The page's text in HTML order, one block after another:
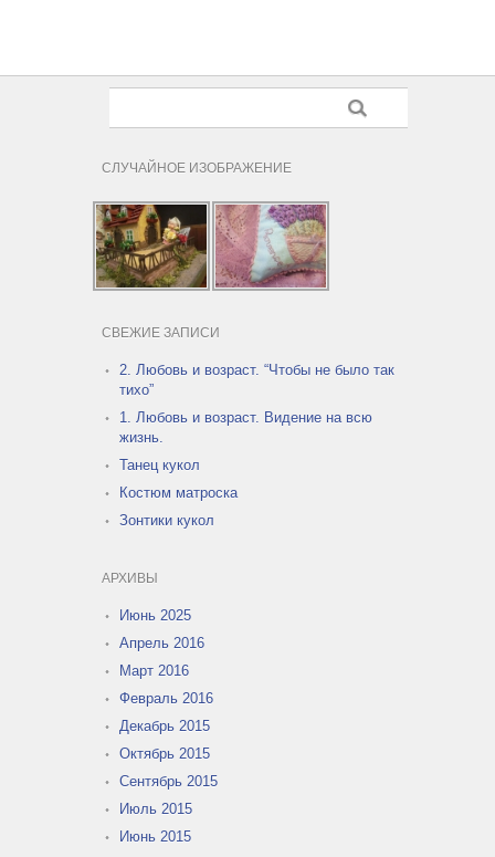
СЛУЧАЙНОЕ ИЗОБРАЖЕНИЕ
СВЕЖИЕ ЗАПИСИ
2. Любовь и возраст. “Чтобы не было так
тихо”
1. Любовь и возраст. Видение на всю
жизнь.
Танец кукол
Костюм матроска
Зонтики кукол
АРХИВЫ
Июнь 2025
Апрель 2016
Март 2016
Февраль 2016
Декабрь 2015
Октябрь 2015
Сентябрь 2015
Июль 2015
Июнь 2015